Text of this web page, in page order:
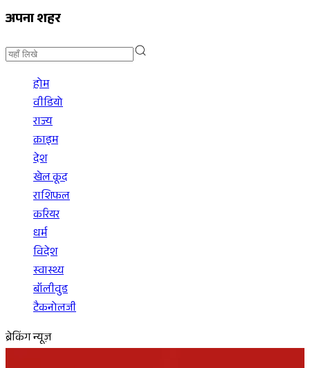
अपना शहर
होम
वीडियो
राज्य
क्राइम
देश
खेल कूद
राशिफल
करियर
धर्म
विदेश
स्वास्थ्य
बॉलीवुड
टैकनोलजी
ब्रेकिंग न्यूज़